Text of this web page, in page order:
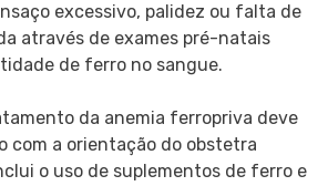
excessivo, palidez ou falta de
através de exames pré-natais
de ferro no sangue.
da anemia ferropriva deve
com a orientação do obstetra
o uso de suplementos de ferro e